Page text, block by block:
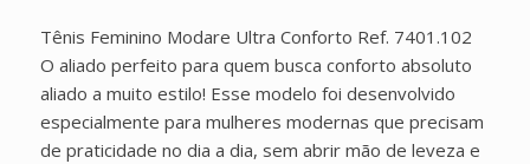
Tênis Feminino Modare Ultra Conforto Ref. 7401.102
O aliado perfeito para quem busca conforto absoluto
aliado a muito estilo! Esse modelo foi desenvolvido
especialmente para mulheres modernas que precisam
de praticidade no dia a dia, sem abrir mão de leveza e